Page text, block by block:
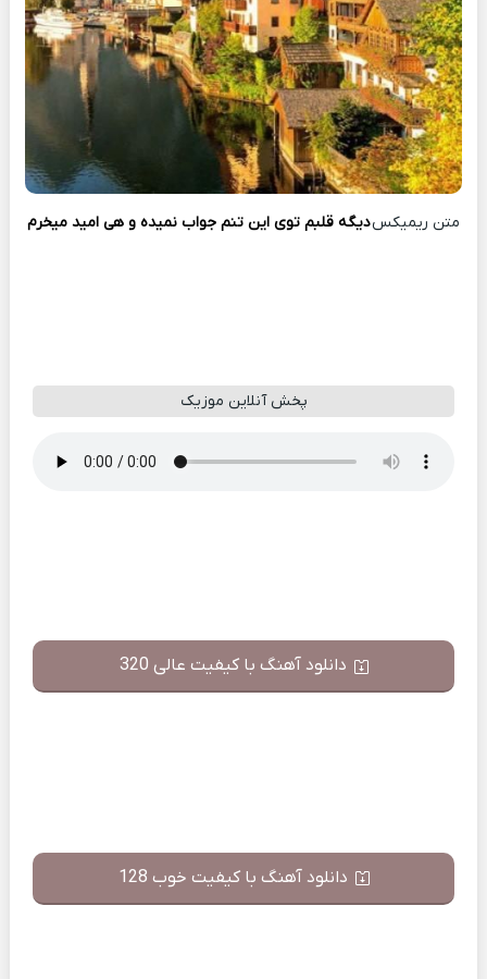
متن ریمیکسدیگه قلبم توی این تنم جواب نمیده و هی امید میخرم
پخش آنلاین موزیک
دانلود آهنگ با کیفیت عالی 320
دانلود آهنگ با کیفیت خوب 128